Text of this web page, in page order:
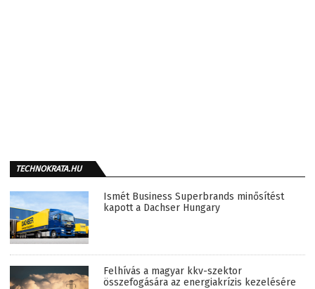
TECHNOKRATA.HU
Ismét Business Superbrands minősítést
kapott a Dachser Hungary
Felhívás a magyar kkv-szektor
összefogására az energiakrízis kezelésére